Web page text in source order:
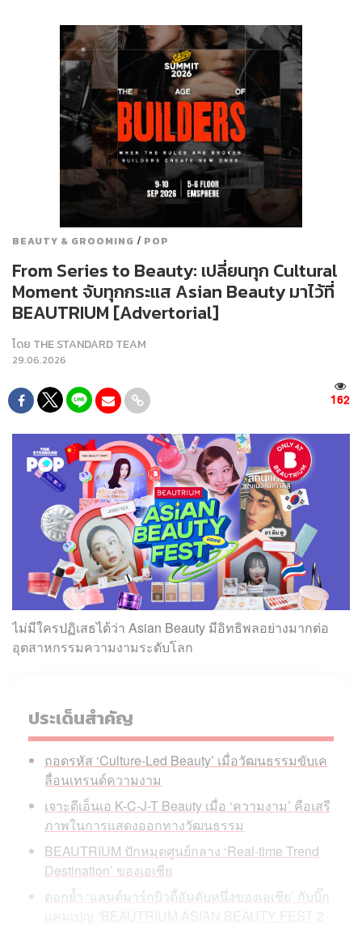
BEAUTY & GROOMING / POP
From Series to Beauty: เปลี่ยนทุก Cultural
Moment จับทุกกระแส Asian Beauty มาไว้ที่
BEAUTRIUM [Advertorial]
โดย THE STANDARD TEAM
29.06.2026
162
ไม่มีใครปฏิเสธได้ว่า Asian Beauty มีอิทธิพลอย่างมากต่อ
อุตสาหกรรมความงามระดับโลก
ประเด็นสำคัญ
ถอดรหัส ‘Culture-Led Beauty’ เมื่อวัฒนธรรมขับเค
ลื่อนเทรนด์ความงาม
เจาะดีเอ็นเอ K-C-J-T Beauty เมื่อ ‘ความงาม’ คือเสรี
ภาพในการแสดงออกทางวัฒนธรรม
BEAUTRIUM ปักหมุดศูนย์กลาง ‘Real-time Trend
Destination’ ของเอเชีย
ตอกย้ำ ‘แลนด์มาร์กบิวตี้อันดับหนึ่งของเอเชีย’ กับบิ๊ก